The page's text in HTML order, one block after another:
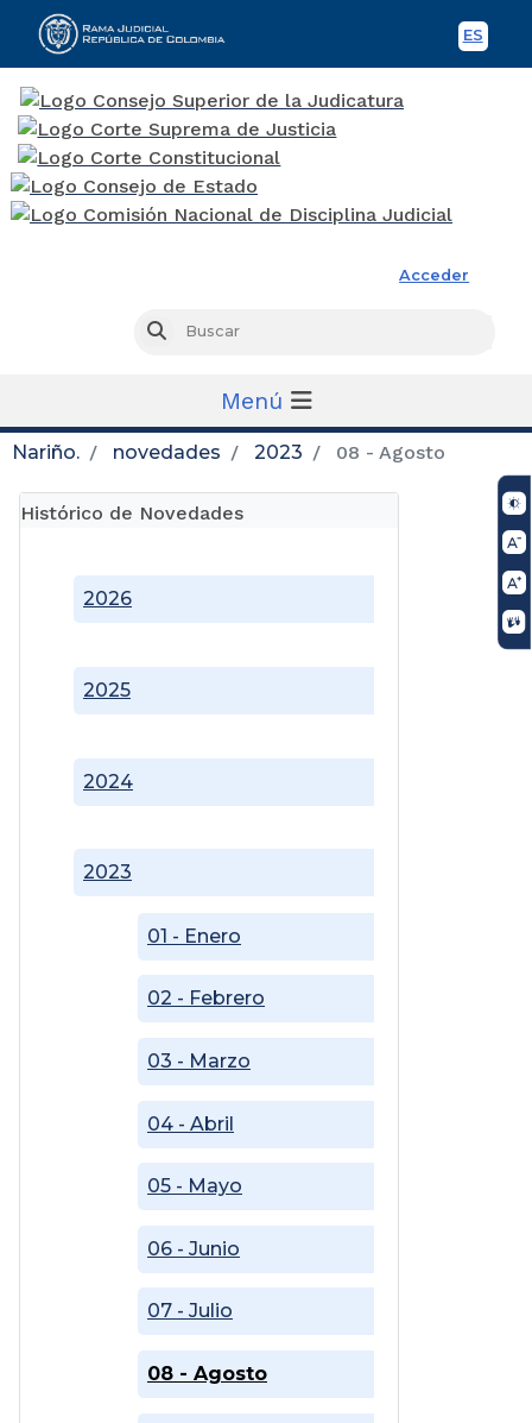
ES
Acceder
Buscar
Menú
Nariño. novedades 2023 08 - Agosto
Histórico de Novedades
2023
01 - Enero
02 - Febrero
03 - Marzo
04 - Abril
05 - Mayo
06 - Junio
07 - Julio
08 - Agosto
2024
2025
2026